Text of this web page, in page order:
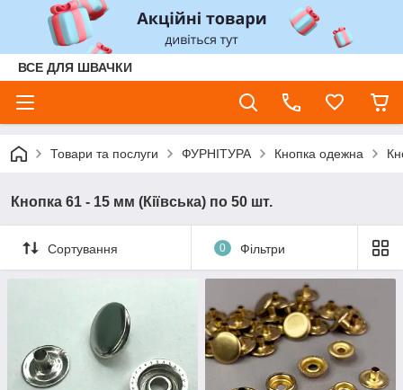
ВСЕ ДЛЯ ШВАЧКИ
Товари та послуги ФУРНІТУРА Кнопка одежна
Кнопка 61 - 15 мм (Кіївська) по 50 шт.
Сортування 0 Фільтри